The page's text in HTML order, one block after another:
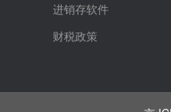
进销存软件
财税政策